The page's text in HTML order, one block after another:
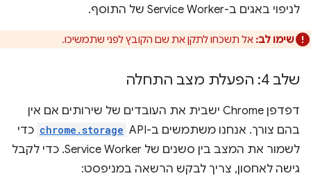
לניפוי באגים ב-Service Worker של התוסף.
שימו לב: אל תשכחו לתקן את שם הקובץ לפני שתמשיכו.
שלב 4: הפעלת מצב התחלה
דפדפן Chrome ישבית את העובדים של שירותים אם אין
בהם צורך. אנחנו משתמשים ב-API‏
chrome.storage כדי
לשמור את המצב בין סשנים של Service Worker. כדי לקבל
גישה לאחסון, צריך לבקש הרשאה במניפסט: